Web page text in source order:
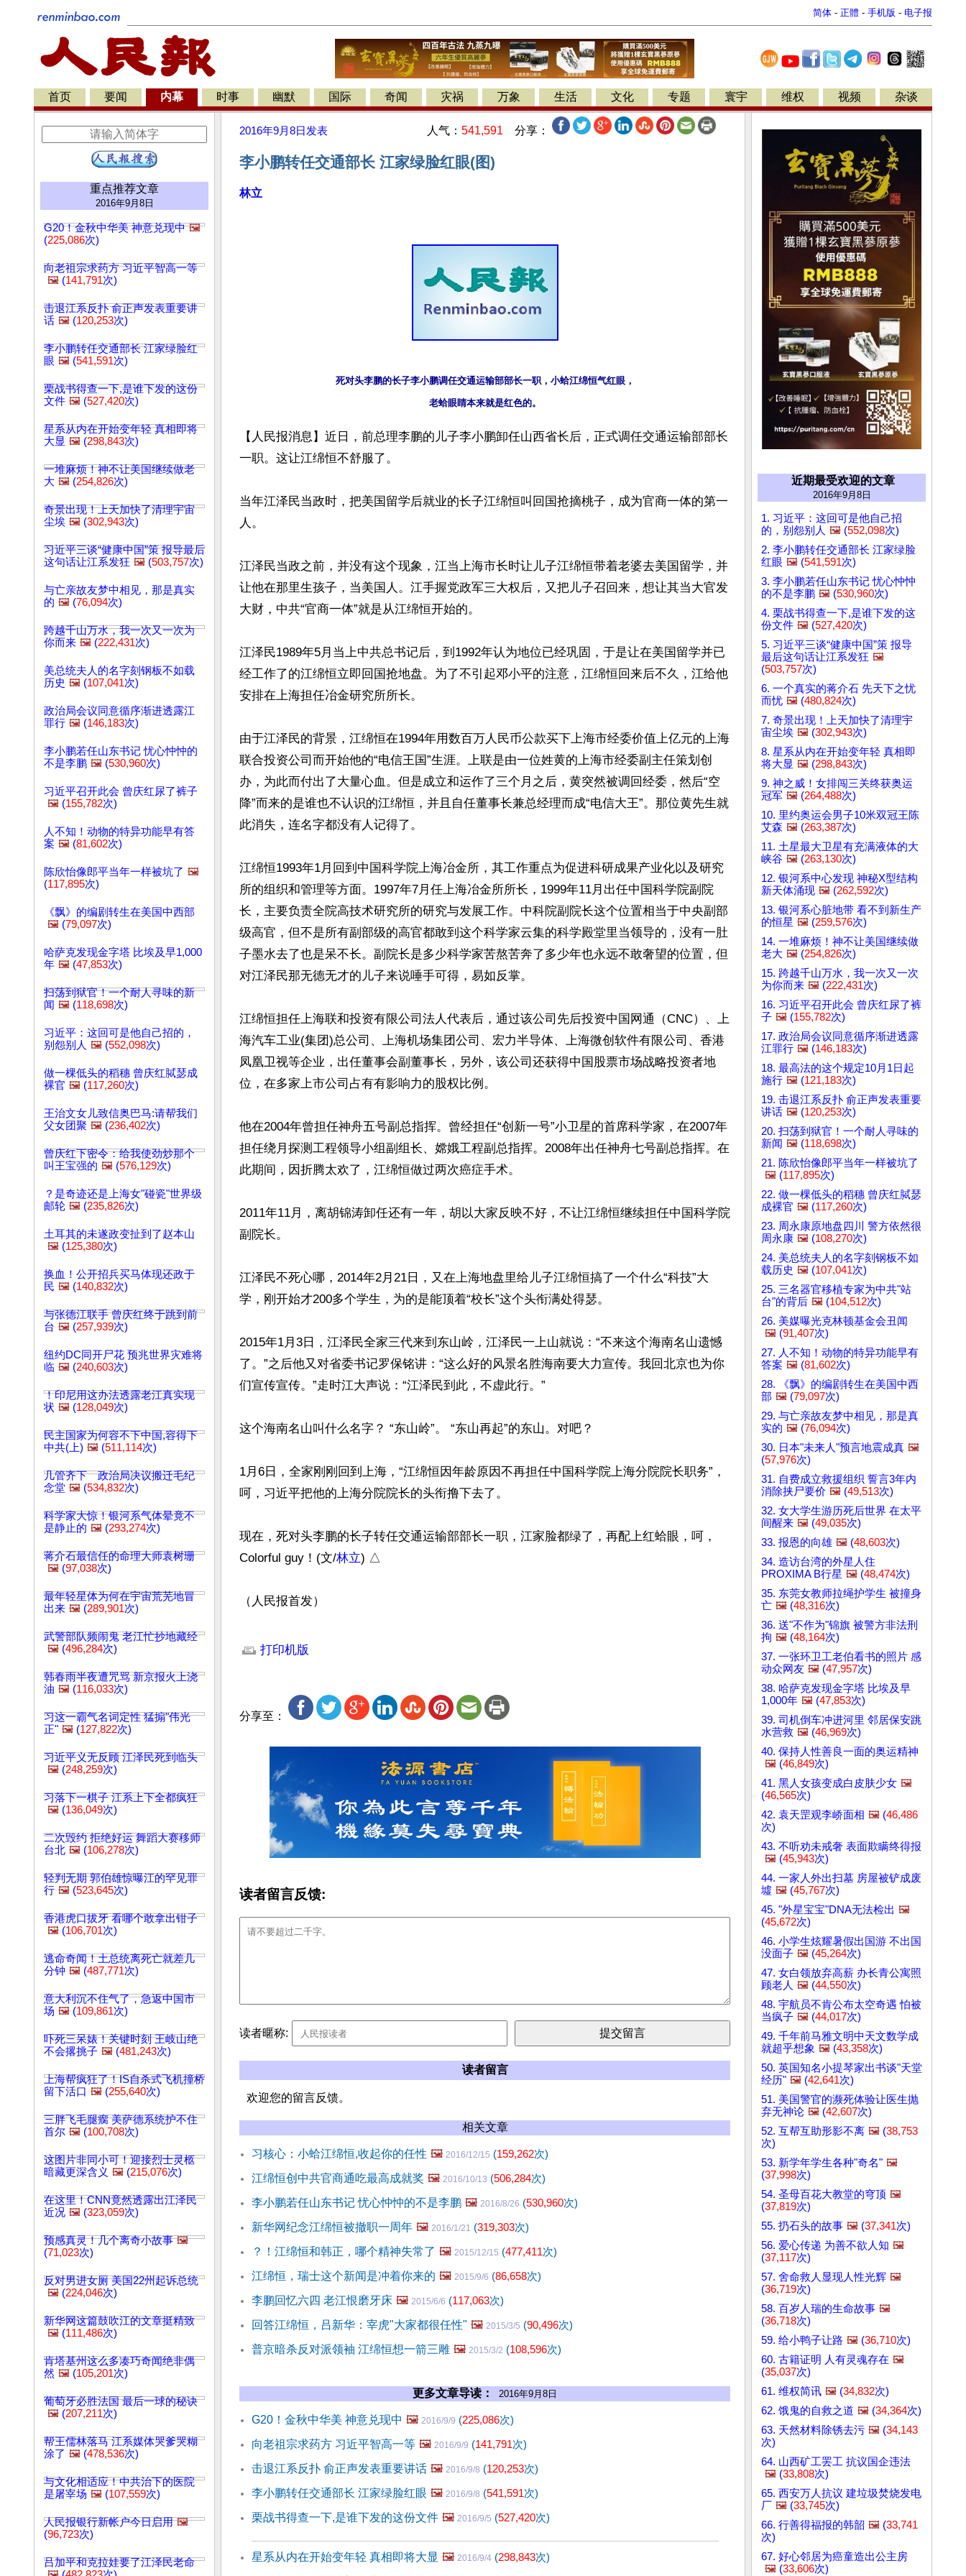
简体 - 正體 - 手机版 - 电子报
首页 要闻 内幕 时事 幽默 国际 奇闻 灾祸 万象 生活 文化 专题 寰宇 维权 视频 杂谈
重点推荐文章
2016年9月8日
G20！金秋中华美 神意兑现中 🖼️
(225,086次)
向老祖宗求药方 习近平智高一等
🖼️ (141,791次)
击退江系反扑 俞正声发表重要讲
话 🖼️ (120,253次)
李小鹏转任交通部长 江家绿脸红
眼 🖼️ (541,591次)
栗战书得查一下,是谁下发的这份
文件 🖼️ (527,420次)
星系从内在开始变年轻 真相即将
大显 🖼️ (298,843次)
一堆麻烦！神不让美国继续做老
大 🖼️ (254,826次)
奇景出现！上天加快了清理宇宙
尘埃 🖼️ (302,943次)
习近平三谈“健康中国”策 报导最后
这句话让江系发狂 🖼️ (503,757次)
与亡亲故友梦中相见，那是真实
的 🖼️ (76,094次)
跨越千山万水，我一次又一次为
你而来 🖼️ (222,431次)
美总统夫人的名字刻钢板不如载
历史 🖼️ (107,041次)
政治局会议同意循序渐进透露江
罪行 🖼️ (146,183次)
李小鹏若任山东书记 忧心忡忡的
不是李鹏 🖼️ (530,960次)
习近平召开此会 曾庆红尿了裤子
🖼️ (155,782次)
人不知！动物的特异功能早有答
案 🖼️ (81,602次)
陈欣怡像郎平当年一样被坑了 🖼️
(117,895次)
《飘》的编剧转生在美国中西部
🖼️ (79,097次)
哈萨克发现金字塔 比埃及早1,000
年 🖼️ (47,853次)
扫荡到狱官！一个耐人寻味的新
闻 🖼️ (118,698次)
习近平：这回可是他自己招的，
别怨别人 🖼️ (552,098次)
做一棵低头的稻穗 曾庆红脦瑟成
裸官 🖼️ (117,260次)
王治文女儿致信奥巴马:请帮我们
父女团聚 🖼️ (236,402次)
曾庆红下密令：给我使劲炒那个
叫王宝强的 🖼️ (576,129次)
？是奇迹还是上海女"碰瓷"世界级
邮轮 🖼️ (235,826次)
土耳其的未遂政变扯到了赵本山
🖼️ (125,380次)
换血！公开招兵买马体现还政于
民 🖼️ (140,832次)
与张德江联手 曾庆红终于跳到前
台 🖼️ (257,939次)
纽约DC同开尸花 预兆世界灾难将
临 🖼️ (240,603次)
！印尼用这办法透露老江真实现
状 🖼️ (128,049次)
民主国家为何容不下中国,容得下
中共(上) 🖼️ (511,114次)
几管齐下 政治局决议搬迁毛纪
念堂 🖼️ (534,832次)
科学家大惊！银河系气体晕竟不
是静止的 🖼️ (293,274次)
蒋介石最信任的命理大师袁树珊
🖼️ (97,038次)
最年轻星体为何在宇宙荒芜地冒
出来 🖼️ (289,901次)
武警部队频闹鬼 老江忙抄地藏经
🖼️ (496,284次)
韩春雨半夜遭咒骂 新京报火上浇
油 🖼️ (116,033次)
习这一霸气名词定性 猛搧"伟光
正" 🖼️ (127,822次)
习近平义无反顾 江泽民死到临头
🖼️ (248,259次)
习落下一棋子 江系上下全都疯狂
🖼️ (136,049次)
二次毁约 拒绝好运 舞蹈大赛移师
台北 🖼️ (106,278次)
轻判无期 郭伯雄惊曝江的罕见罪
行 🖼️ (523,645次)
香港虎口拔牙 看哪个敢拿出钳子
🖼️ (106,701次)
逃命奇闻！土总统离死亡就差几
分钟 🖼️ (487,771次)
意大利沉不住气了，急返中国市
场 🖼️ (109,861次)
吓死三呆婊！关键时刻 王岐山绝
不会撂挑子 🖼️ (481,243次)
上海帮疯狂了！IS自杀式飞机撞桥
留下活口 🖼️ (255,640次)
三胖飞毛腿瘸 美萨德系统护不住
首尔 🖼️ (100,708次)
这图片非同小可！迎接烈士灵柩
暗藏更深含义 🖼️ (215,076次)
在这里！CNN竟然透露出江泽民
近况 🖼️ (323,059次)
预感真灵！几个离奇小故事 🖼️
(71,023次)
反对男进女厕 美国22州起诉总统
🖼️ (224,046次)
新华网这篇鼓吹江的文章挺精致
🖼️ (111,486次)
肯塔基州这么多凑巧奇闻绝非偶
然 🖼️ (105,201次)
葡萄牙必胜法国 最后一球的秘诀
🖼️ (207,211次)
帮王儒林落马 江系媒体哭爹哭糊
涂了 🖼️ (478,536次)
与文化相适应！中共治下的医院
是屠宰场 🖼️ (107,559次)
人民报银行新帐户今日启用 🖼️
(96,723次)
吕加平和克拉娃要了江泽民老命
2016年9月8日 发表 人气： 541,591 分享：
李小鹏转任交通部长 江家绿脸红眼(图)
林立
死对头李鹏的长子李小鹏调任交通运输部部长一职，小蛤江绵恒气红眼，
老蛤眼睛本来就是红色的。
【人民报消息】近日，前总理李鹏的儿子李小鹏卸任山西省长后，正式调任交通运输部部长
一职。这让江绵恒不舒服了。
当年江泽民当政时，把美国留学后就业的长子江绵恒叫回国抢摘桃子，成为官商一体的第一
人。
江泽民当政之前，并没有这个现象，江当上海市长时让儿子江绵恒带着老婆去美国留学，并
让他在那里生孩子，当美国人。江手握党政军三大权后，又把儿子召回来，想让其当大官发
大财，中共“官商一体”就是从江绵恒开始的。
江泽民1989年5月当上中共总书记后，到1992年认为地位已经巩固，于是让在美国留学并已
经工作了的江绵恒立即回国抢地盘。为了不引起邓小平的注意，江绵恒回来后不久，江给他
安排在上海担任冶金研究所所长。
由于江泽民的背景，江绵恒在1994年用数百万人民币公款买下上海市经委价值上亿元的上海
联合投资公司而开始他的“电信王国”生涯。上联是由一位姓黄的上海市经委副主任策划创
办，为此而付出了大量心血。但是成立和运作了三个月之后，黄突然被调回经委，然后“空
降”而来的是谁也不认识的江绵恒，并且自任董事长兼总经理而成“电信大王”。那位黄先生就
此消失，连名字都没有人记得了。
江绵恒1993年1月回到中国科学院上海冶金所，其工作重点为促进科研成果产业化以及研究
所的组织和管理等方面。1997年7月任上海冶金所所长，1999年11月出任中国科学院副院
长，主要负责全院高技术研究所的研究与发展工作。中科院副院长这个位置相当于中央副部
级高官，但不是所有副部级的高官都敢到这个科学家云集的科学殿堂里当领导的，没有一肚
子墨水去了也是呆不长。副院长是多少科学家苦熬苦奔了多少年也永远不敢奢望的位置，但
对江泽民那无德无才的儿子来说唾手可得，易如反掌。
江绵恒担任上海联和投资有限公司法人代表后，通过该公司先后投资中国网通（CNC）、上
海汽车工业(集团)总公司、上海机场集团公司、宏力半导体、上海微创软件有限公司、香港
凤凰卫视等企业，出任董事会副董事长，另外，该公司还获得中国股票市场战略投资者地
位，在多家上市公司占有有影响力的股权比例。
他在2004年曾担任神舟五号副总指挥。曾经担任“创新一号”小卫星的首席科学家，在2007年
担任绕月探测工程领导小组副组长、嫦娥工程副总指挥。2008年出任神舟七号副总指挥。在
此期间，因折腾太欢了，江绵恒做过两次癌症手术。
2011年11月，离胡锦涛卸任还有一年，胡以大家反映不好，不让江绵恒继续担任中国科学院
副院长。
江泽民不死心哪，2014年2月21日，又在上海地盘里给儿子江绵恒搞了一个什么“科技”大
学，刚开始才200多个学生，为的是能顶着“校长”这个头衔满处得瑟。
2015年1月3日，江泽民全家三代来到东山岭，江泽民一上山就说：“不来这个海南名山遗憾
了。”之后他又对省委书记罗保铭讲：“这么好的风景名胜海南要大力宣传。我回北京也为你
们宣传宣传。”走时江大声说：“江泽民到此，不虚此行。”
这个海南名山叫什么名字？ “东山岭”。 “东山再起”的东山。对吧？
1月6日，全家刚刚回到上海，“江绵恒因年龄原因不再担任中国科学院上海分院院长职务”，
呵，习近平把他的上海分院院长的头衔撸下去了。
现在，死对头李鹏的长子转任交通运输部部长一职，江家脸都绿了，再配上红蛤眼，呵，
Colorful guy！(文/林立) △
（人民报首发）
打印机版
分享至：
读者留言反馈:
读者暱称:
读者留言
欢迎您的留言反馈。
相关文章
习核心：小蛤江绵恒,收起你的任性 🖼️ 2016/12/15 (159,262次)
江绵恒创中共官商通吃最高成就奖 🖼️ 2016/10/13 (506,284次)
李小鹏若任山东书记 忧心忡忡的不是李鹏 🖼️ 2016/8/26 (530,960次)
新华网纪念江绵恒被撤职一周年 🖼️ 2016/1/21 (319,303次)
？！江绵恒和韩正，哪个精神失常了 🖼️ 2015/12/15 (477,411次)
江绵恒，瑞士这个新闻是冲着你来的 🖼️ 2015/9/6 (86,658次)
李鹏回忆六四 老江恨磨牙床 🖼️ 2015/6/6 (117,063次)
回答江绵恒，吕新华：宰虎"大家都很任性" 🖼️ 2015/3/5 (90,496次)
普京暗杀反对派领袖 江绵恒想一箭三雕 🖼️ 2015/3/2 (108,596次)
更多文章导读： 2016年9月8日
G20！金秋中华美 神意兑现中 🖼️ 2016/9/9 (225,086次)
向老祖宗求药方 习近平智高一等 🖼️ 2016/9/9 (141,791次)
击退江系反扑 俞正声发表重要讲话 🖼️ 2016/9/8 (120,253次)
李小鹏转任交通部长 江家绿脸红眼 🖼️ 2016/9/8 (541,591次)
栗战书得查一下,是谁下发的这份文件 🖼️ 2016/9/5 (527,420次)
星系从内在开始变年轻 真相即将大显 🖼️ 2016/9/4 (298,843次)
近期最受欢迎的文章
2016年9月8日
1. 习近平：这回可是他自己招
的，别怨别人 🖼️ (552,098次)
2. 李小鹏转任交通部长 江家绿脸
红眼 🖼️ (541,591次)
3. 李小鹏若任山东书记 忧心忡忡
的不是李鹏 🖼️ (530,960次)
4. 栗战书得查一下,是谁下发的这
份文件 🖼️ (527,420次)
5. 习近平三谈“健康中国”策 报导
最后这句话让江系发狂 🖼️
(503,757次)
6. 一个真实的蒋介石 先天下之忧
而忧 🖼️ (480,824次)
7. 奇景出现！上天加快了清理宇
宙尘埃 🖼️ (302,943次)
8. 星系从内在开始变年轻 真相即
将大显 🖼️ (298,843次)
9. 神之威！女排闯三关终获奥运
冠军 🖼️ (264,488次)
10. 里约奥运会男子10米双冠王陈
艾森 🖼️ (263,387次)
11. 土星最大卫星有充满液体的大
峡谷 🖼️ (263,130次)
12. 银河系中心发现 神秘X型结构
新天体涌现 🖼️ (262,592次)
13. 银河系心脏地带 看不到新生产
的恒星 🖼️ (259,576次)
14. 一堆麻烦！神不让美国继续做
老大 🖼️ (254,826次)
15. 跨越千山万水，我一次又一次
为你而来 🖼️ (222,431次)
16. 习近平召开此会 曾庆红尿了裤
子 🖼️ (155,782次)
17. 政治局会议同意循序渐进透露
江罪行 🖼️ (146,183次)
18. 最高法的这个规定10月1日起
施行 🖼️ (121,183次)
19. 击退江系反扑 俞正声发表重要
讲话 🖼️ (120,253次)
20. 扫荡到狱官！一个耐人寻味的
新闻 🖼️ (118,698次)
21. 陈欣怡像郎平当年一样被坑了
🖼️ (117,895次)
22. 做一棵低头的稻穗 曾庆红脦瑟
成裸官 🖼️ (117,260次)
23. 周永康原地盘四川 警方依然很
周永康 🖼️ (108,270次)
24. 美总统夫人的名字刻钢板不如
载历史 🖼️ (107,041次)
25. 三名器官移植专家为中共"站
台"的背后 🖼️ (104,512次)
26. 美媒曝光克林顿基金会丑闻
🖼️ (91,407次)
27. 人不知！动物的特异功能早有
答案 🖼️ (81,602次)
28. 《飘》的编剧转生在美国中西
部 🖼️ (79,097次)
29. 与亡亲故友梦中相见，那是真
实的 🖼️ (76,094次)
30. 日本"未来人"预言地震成真 🖼️
(57,976次)
31. 自费成立救援组织 誓言3年内
消除挟尸要价 🖼️ (49,513次)
32. 女大学生游历死后世界 在太平
间醒来 🖼️ (49,035次)
33. 报恩的向雄 🖼️ (48,603次)
34. 造访台湾的外星人住
PROXIMA B行星 🖼️ (48,474次)
35. 东莞女教师拉绳护学生 被撞身
亡 🖼️ (48,316次)
36. 送"不作为"锦旗 被警方非法刑
拘 🖼️ (48,164次)
37. 一张环卫工老伯看书的照片 感
动众网友 🖼️ (47,957次)
38. 哈萨克发现金字塔 比埃及早
1,000年 🖼️ (47,853次)
39. 司机倒车冲进河里 邻居保安跳
水营救 🖼️ (46,969次)
40. 保持人性善良一面的奥运精神
🖼️ (46,849次)
41. 黑人女孩变成白皮肤少女 🖼️
(46,565次)
42. 袁天罡观李峤面相 🖼️ (46,486
次)
43. 不听劝未戒奢 表面欺瞒终得报
🖼️ (45,943次)
44. 一家人外出扫墓 房屋被铲成废
墟 🖼️ (45,767次)
45. "外星宝宝"DNA无法检出 🖼️
(45,672次)
46. 小学生炫耀暑假出国游 不出国
没面子 🖼️ (45,264次)
47. 女白领放弃高薪 办长青公寓照
顾老人 🖼️ (44,550次)
48. 宇航员不肯公布太空奇遇 怕被
当疯子 🖼️ (44,017次)
49. 千年前马雅文明中天文数学成
就超乎想象 🖼️ (43,358次)
50. 英国知名小提琴家出书谈"天堂
经历" 🖼️ (42,641次)
51. 美国警官的濒死体验让医生抛
弃无神论 🖼️ (42,607次)
52. 互帮互助形影不离 🖼️ (38,753
次)
53. 新学年学生各种"奇名" 🖼️
(37,998次)
54. 圣母百花大教堂的穹顶 🖼️
(37,819次)
55. 扔石头的故事 🖼️ (37,341次)
56. 爱心传递 为善不欲人知 🖼️
(37,117次)
57. 舍命救人显现人性光辉 🖼️
(36,719次)
58. 百岁人瑞的生命故事 🖼️
(36,718次)
59. 给小鸭子让路 🖼️ (36,710次)
60. 古籍证明 人有灵魂存在 🖼️
(35,037次)
61. 维权简讯 🖼️ (34,832次)
62. 饿鬼的自救之道 🖼️ (34,364次)
63. 天然材料除锈去污 🖼️ (34,143
次)
64. 山西矿工罢工 抗议国企违法
🖼️ (33,808次)
65. 西安万人抗议 建垃圾焚烧发电
厂 🖼️ (33,745次)
66. 行善得福报的韩韶 🖼️ (33,741
次)
67. 好心邻居为癌童造出公主房
🖼️ (33,606次)